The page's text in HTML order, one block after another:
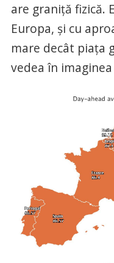
are graniță fizică.
Europa, și cu
mare decât piața
vedea în